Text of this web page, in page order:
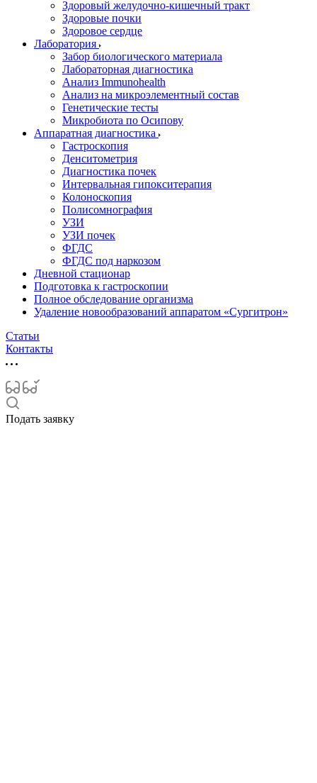
Здоровый желудочно-кишечный тракт
Здоровые почки
Здоровое сердце
Лаборатория
Забор биологического материала
Лабораторная диагностика
Анализ Immunohealth
Анализ на микроэлементный состав
Генетические тесты
Микробиота по Осипову
Аппаратная диагностика
Гастроскопия
Денситометрия
Диагностика почек
Интервальная гипокситерапия
Колоноскопия
Полисомнография
УЗИ
УЗИ почек
ФГДС
ФГДС под наркозом
Дневной стационар
Подготовка к гастроскопии
Полное обследование организма
Удаление новообразований аппаратом «Сургитрон»‎
Статьи
Контакты
Подать заявку